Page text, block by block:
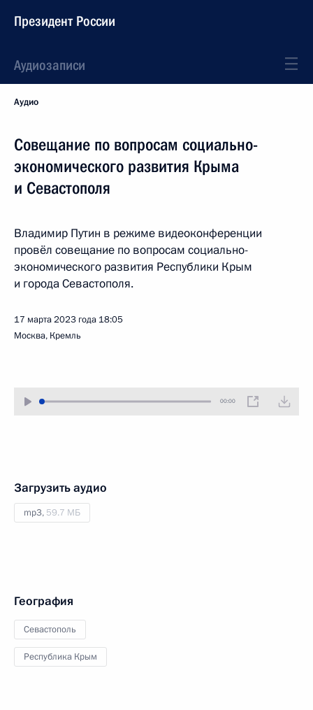
Президент России
Аудиозаписи
Аудио
Совещание по вопросам социально-
экономического развития Крыма
и Севастополя
Владимир Путин в режиме видеоконференции
провёл совещание по вопросам социально-
экономического развития Республики Крым
и города Севастополя.
17 марта 2023 года 18:05
Москва, Кремль
00:00
Загрузить аудио
mp3, 59.7 МБ
География
Севастополь
Республика Крым